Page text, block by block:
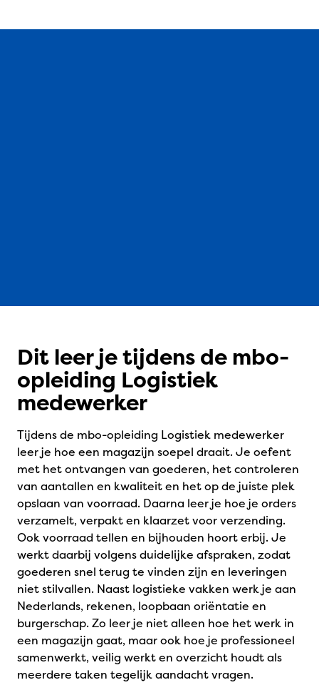
Dit leer je tijdens de mbo-
opleiding Logistiek
medewerker
Tijdens de mbo-opleiding Logistiek medewerker
leer je hoe een magazijn soepel draait. Je oefent
met het ontvangen van goederen, het controleren
van aantallen en kwaliteit en het op de juiste plek
opslaan van voorraad. Daarna leer je hoe je orders
verzamelt, verpakt en klaarzet voor verzending.
Ook voorraad tellen en bijhouden hoort erbij. Je
werkt daarbij volgens duidelijke afspraken, zodat
goederen snel terug te vinden zijn en leveringen
niet stilvallen. Naast logistieke vakken werk je aan
Nederlands, rekenen, loopbaan oriëntatie en
burgerschap. Zo leer je niet alleen hoe het werk in
een magazijn gaat, maar ook hoe je professioneel
samenwerkt, veilig werkt en overzicht houdt als
meerdere taken tegelijk aandacht vragen.